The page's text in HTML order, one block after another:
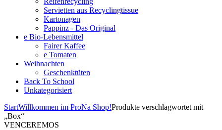
Servietten aus Recyclingtissue
Kartonagen
Pappinz - Das Original
e Bio-Lebensmittel
Fairer Kaffee
e Tomaten
Weihnachten
Geschenktüten
Back To School
Unkategorisiert
StartWillkommen im ProNa Shop!Produkte verschlagwortet mit
„Box“
VENCEREMOS